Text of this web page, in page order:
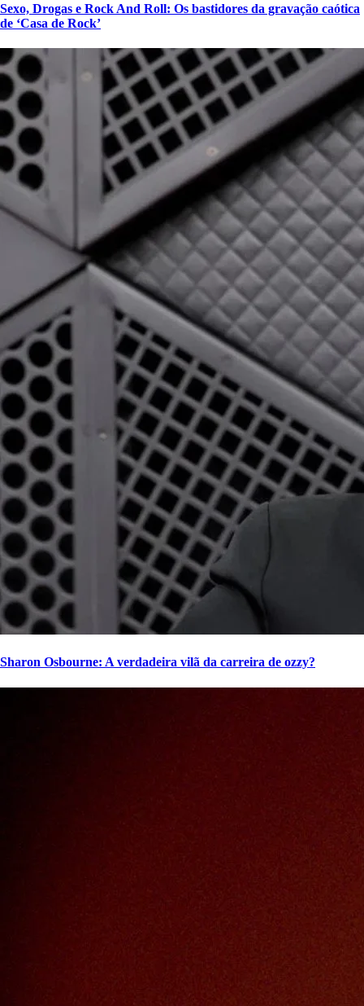
Sexo, Drogas e Rock And Roll: Os bastidores da gravação caótica
de ‘Casa de Rock’
Sharon Osbourne: A verdadeira vilã da carreira de ozzy?